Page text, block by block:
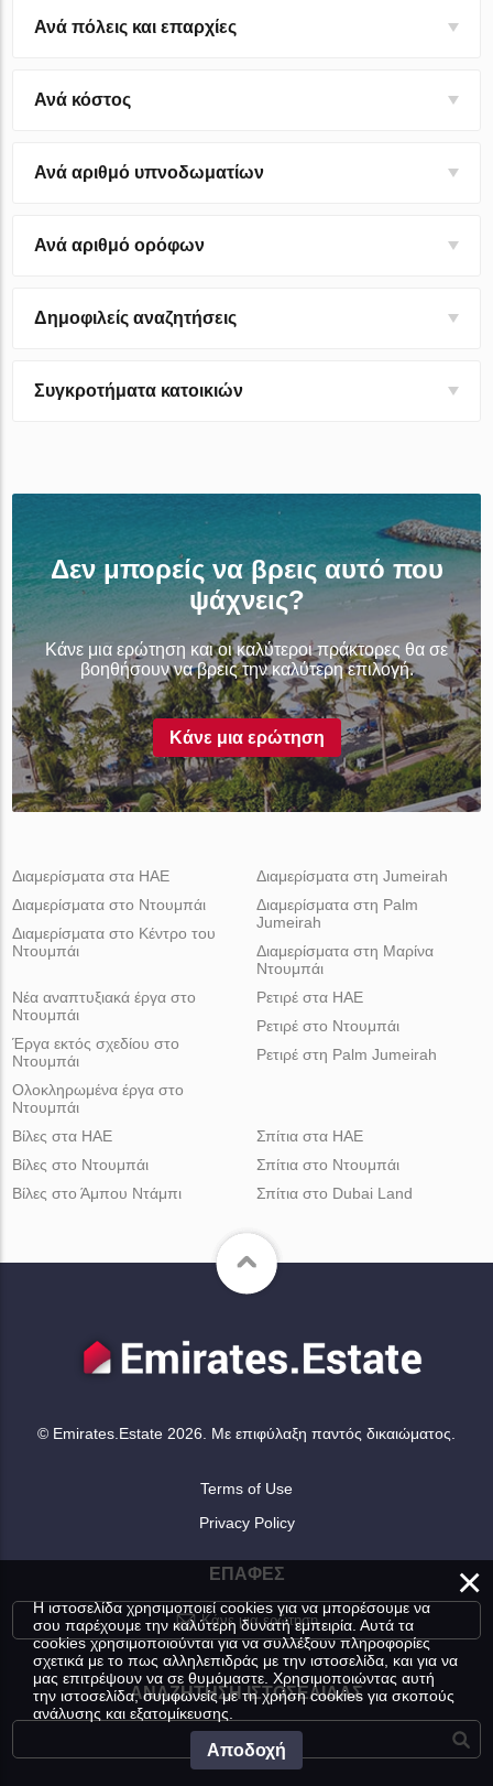
Ανά πόλεις και επαρχίες
Ανά κόστος
Ανά αριθμό υπνοδωματίων
Ανά αριθμό ορόφων
Δημοφιλείς αναζητήσεις
Συγκροτήματα κατοικιών
Δεν μπορείς να βρεις αυτό που
ψάχνεις?
Κάνε μια ερώτηση και οι καλύτεροι πράκτορες θα σε
βοηθήσουν να βρεις την καλύτερη επιλογή.
Κάνε μια ερώτηση
Διαμερίσματα στα ΗΑΕ
Διαμερίσματα στο Ντουμπάι
Διαμερίσματα στο Κέντρο του
Ντουμπάι
Διαμερίσματα στη Jumeirah
Διαμερίσματα στη Palm
Jumeirah
Διαμερίσματα στη Μαρίνα
Ντουμπάι
Νέα αναπτυξιακά έργα στο
Ντουμπάι
Έργα εκτός σχεδίου στο
Ντουμπάι
Ολοκληρωμένα έργα στο
Ντουμπάι
Ρετιρέ στα ΗΑΕ
Ρετιρέ στο Ντουμπάι
Ρετιρέ στη Palm Jumeirah
Βίλες στα ΗΑΕ
Βίλες στο Ντουμπάι
Βίλες στο Άμπου Ντάμπι
Σπίτια στα ΗΑΕ
Σπίτια στο Ντουμπάι
Σπίτια στο Dubai Land
© Emirates.Estate 2026. Με επιφύλαξη παντός δικαιώματος.
Terms of Use
Privacy Policy
ΕΠΑΦΈΣ
Κάνε μια ερώτηση
ΑΝΑΖΉΤΗΣΗ ΙΣΤΟΣΕΛΊΔΑΣ
×
Η ιστοσελίδα χρησιμοποιεί cookies για να μπορέσουμε να
σου παρέχουμε την καλύτερη δυνατή εμπειρία. Αυτά τα
cookies χρησιμοποιούνται για να συλλέξουν πληροφορίες
σχετικά με το πως αλληλεπιδράς με την ιστοσελίδα, και για να
μας επιτρέψουν να σε θυμόμαστε. Χρησιμοποιώντας αυτή
την ιστοσελίδα, συμφωνείς με τη χρήση cookies για σκοπούς
ανάλυσης και εξατομίκευσης.
Αποδοχή